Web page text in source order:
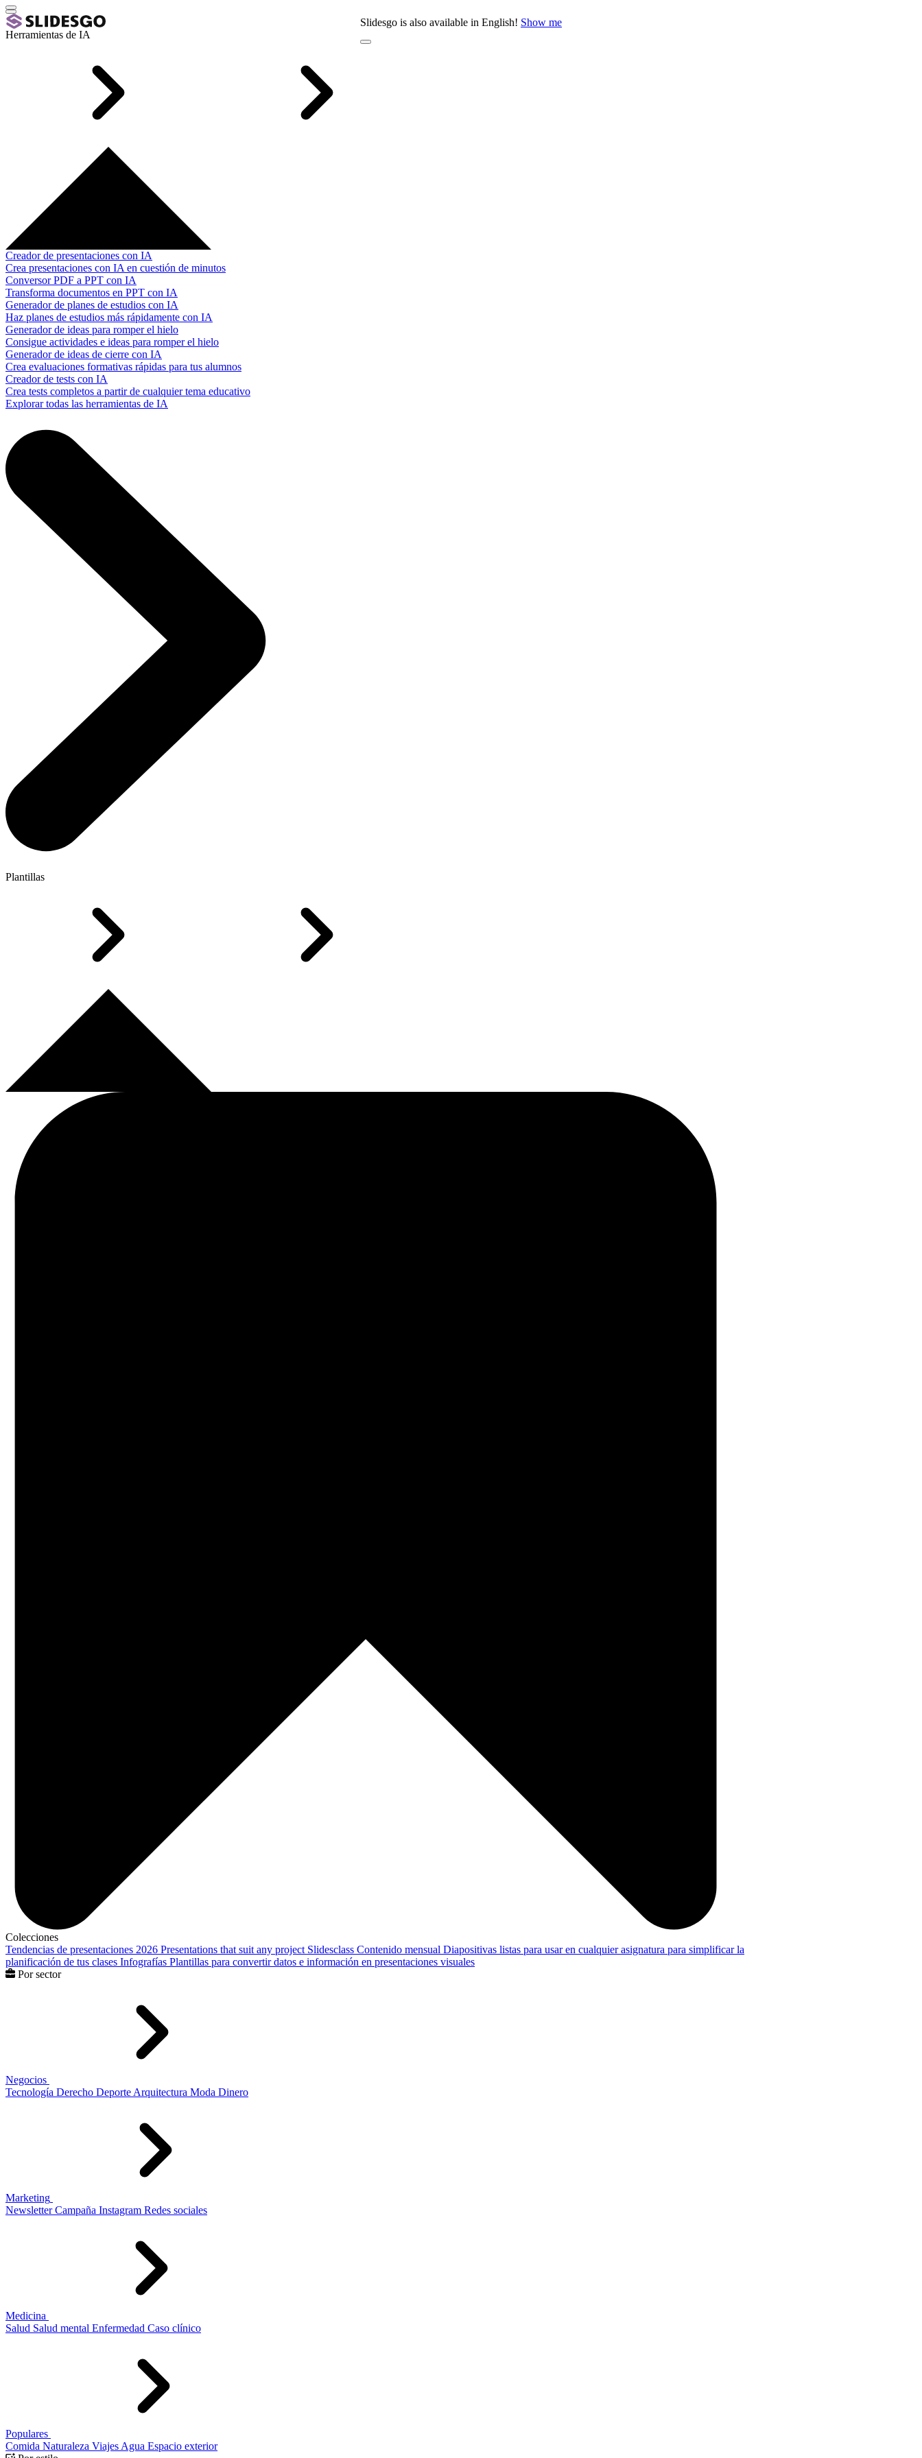
Slidesgo is also available in English! Show me
Herramientas de IA
Creador de presentaciones con IA
Crea presentaciones con IA en cuestión de minutos
Conversor PDF a PPT con IA
Transforma documentos en PPT con IA
Generador de planes de estudios con IA
Haz planes de estudios más rápidamente con IA
Generador de ideas para romper el hielo
Consigue actividades e ideas para romper el hielo
Generador de ideas de cierre con IA
Crea evaluaciones formativas rápidas para tus alumnos
Creador de tests con IA
Crea tests completos a partir de cualquier tema educativo
Explorar todas las herramientas de IA
Plantillas
Colecciones
Tendencias de presentaciones 2026 Presentations that suit any project Slidesclass Contenido mensual Diapositivas listas para usar en cualquier asignatura para simplificar la
planificación de tus clases Infografías Plantillas para convertir datos e información en presentaciones visuales
Por sector
Negocios
Tecnología Derecho Deporte Arquitectura Moda Dinero
Marketing
Newsletter Campaña Instagram Redes sociales
Medicina
Salud Salud mental Enfermedad Caso clínico
Populares
Comida Naturaleza Viajes Agua Espacio exterior